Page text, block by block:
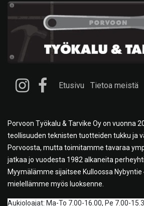
Etusivu Tietoa meistä
Porvoon Työkalu & Tarvike Oy on vuonna
teollisuuden teknisten tuotteiden tukku ja
Porvoosta, mutta toimitamme tavaraa
jatkaa jo vuodesta 1982 alkaneita
Myymälämme sijaitsee Kulloossa
mielellämme myös luoksenne.
Aukioloajat: Ma-To 7.00-16.00, Pe 7.00-